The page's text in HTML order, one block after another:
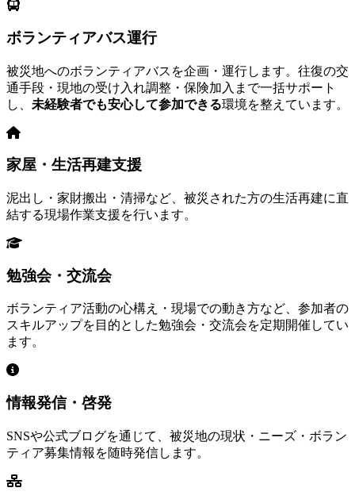
ボランティアバス運行
被災地へのボランティアバスを企画・運行します。往復の交
通手段・現地の受け入れ調整・保険加入まで一括サポート
し、 未経験者でも安心して参加できる環境を整えています。
家屋・生活再建支援
泥出し・家財搬出・清掃など、被災された方の生活再建に直
結する現場作業支援を行います。
勉強会・交流会
ボランティア活動の心構え・現場での動き方など、参加者の
スキルアップを目的とした勉強会・交流会を定期開催してい
ます。
情報発信・啓発
SNSや公式ブログを通じて、被災地の現状・ニーズ・ボラン
ティア募集情報を随時発信します。